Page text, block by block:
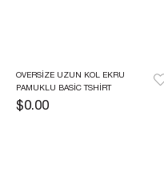
OVERSIZE UZUN KOL EKRU
PAMUKLU BASIC TSHIRT
$0.00